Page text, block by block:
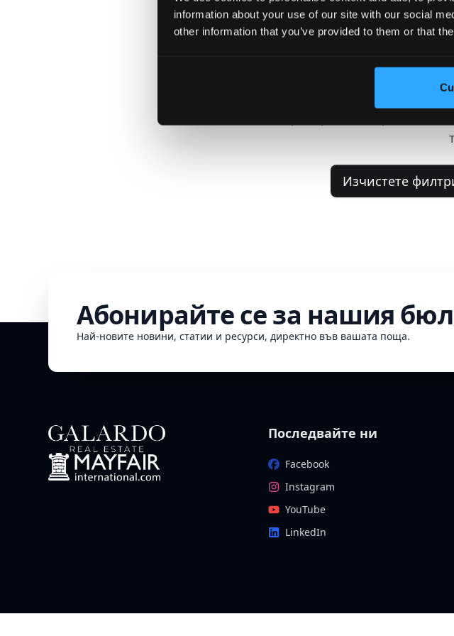
information about your use of our site with our social
other information that you’ve provided to them or that
Не са
Не можахме да
Изчистете
Абонирайте се за нашия
Най-новите новини, статии и ресурси, директно във вашата поща.
Последвайте ни
Facebook
Instagram
YouTube
LinkedIn